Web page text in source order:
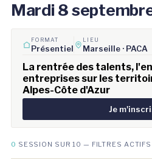
Mardi 8
FORMAT
Présentiel
LIEU
Marseille · PACA
La rentrée des talents,
entreprises sur les
Alpes-Côte d'Azur
Je
0 SESSION SUR 10 — FILTRES ACTIFS